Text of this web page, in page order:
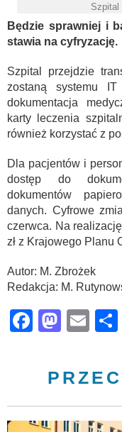
Szpital
Będzie sprawniej i
stawia na cyfryzację.
Szpital przejdzie
zostaną systemu
dokumentacja
karty leczenia
również korzystać z
Dla pacjentów i
dostęp do
dokumentów
danych. Cyfrowe
czerwca. Na
zł z Krajowego Planu
Autor: M. Zbrożek
Redakcja: M.
Facebook